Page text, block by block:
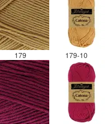
179 179-10